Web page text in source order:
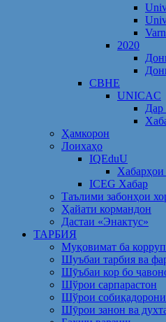
2020
CBHE
UNICAC
Дар
Ҳамкорон
Лоихаҳо
IQEduU
Хабарҳои
ICEG Хабар
Таълими забонҳои
Ҳайати кормандон
Дастаи «Энактус»
ТАРБИЯ
Муқовимат ба
Шуъбаи тарбия ва
Шӯъбаи кор бо
Шўрои сарпарастон
Шўрои
Шӯрои занон ва